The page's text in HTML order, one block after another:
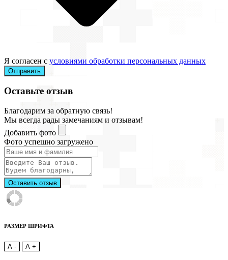
Я согласен с условиями обработки персональных данных
Отправить
Оставьте отзыв
Благодарим за обратную связь!
Мы всегда рады замечаниям и отзывам!
Добавить фото
Фото успешно загружено
Оставить отзыв
РАЗМЕР ШРИФТА
A - A +